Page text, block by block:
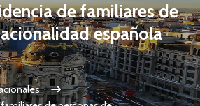
de familiares de
española